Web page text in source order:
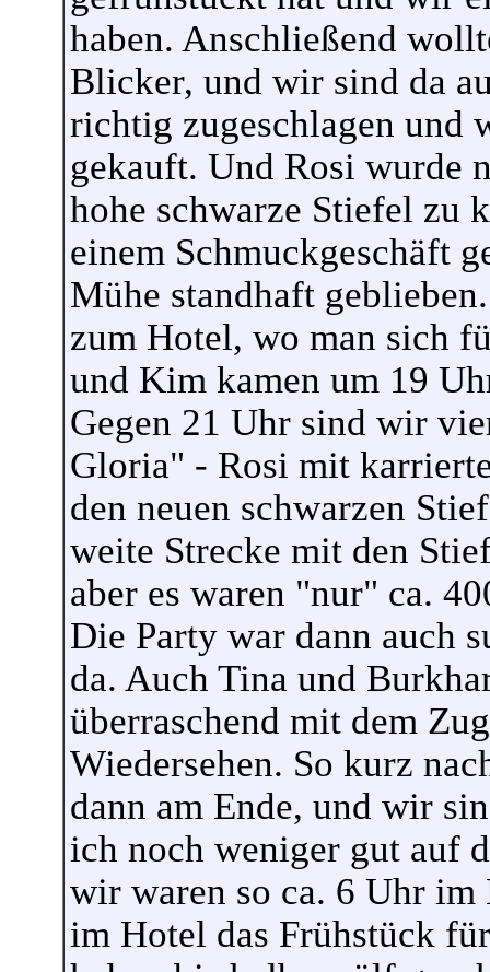
haben. Anschließend
Blicker, und wir sind da
richtig zugeschlagen und
gekauft. Und Rosi wurde
hohe schwarze Stiefel zu
einem Schmuckgeschäft
Mühe standhaft
zum Hotel, wo man sich
und Kim kamen um 19
Gegen 21 Uhr sind wir
Gloria" - Rosi mit
den neuen schwarzen
weite Strecke mit den
aber es waren "nur" ca.
Die Party war dann auch
da. Auch Tina und
überraschend mit dem
Wiedersehen. So kurz
dann am Ende, und wir
ich noch weniger gut auf
wir waren so ca. 6 Uhr
im Hotel das Frühstück